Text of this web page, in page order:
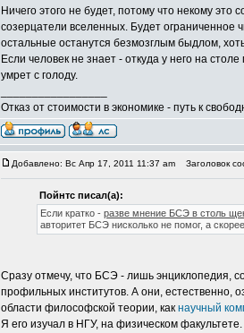
Ничего этого не будет, потому что некому это
созерцатели вселенных. Будет ограниченное
остальные останутся безмозглым быдлом,
Если человек не знает - откуда у него на
умрет с голоду.
Отказ от стоимости в экономике - путь к
Добавлено: Вс Апр 17, 2011 11:37 am Заголовок
Пойнтс писал(а):
Если кратко - разве мнение БСЭ в столь
авторитет БСЭ нисколько не помог, а
Сразу отмечу, что БСЭ - лишь энциклопедия,
профильных институтов. А они, естественно,
области философской теории, как научный
Я его изучал в НГУ, на физическом